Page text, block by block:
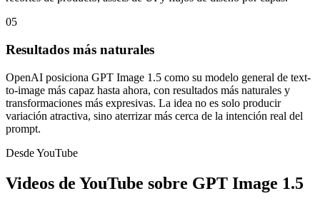
05
Resultados más naturales
OpenAI posiciona GPT Image 1.5 como su modelo general de text-
to-image más capaz hasta ahora, con resultados más naturales y
transformaciones más expresivas. La idea no es solo producir
variación atractiva, sino aterrizar más cerca de la intención real del
prompt.
Desde YouTube
Videos de YouTube sobre GPT Image 1.5